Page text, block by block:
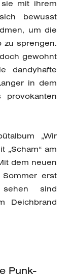
mit ihrem
bewusst
um die
zu sprengen.
gewohnt
dandyhafte
in dem
„Wir
„Scham“ am
dem neuen
erst
sind
Deichbrand
Punk-